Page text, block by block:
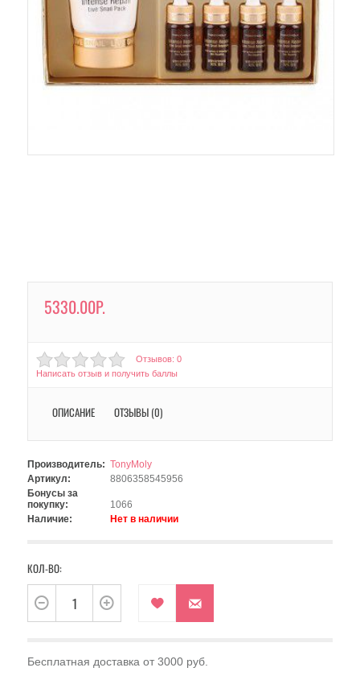
5330.00Р.
Отзывов: 0
Написать отзыв и получить баллы
ОПИСАНИЕ ОТЗЫВЫ (0)
Производитель: TonyMoly
Артикул:
8806358545956
Бонусы за
покупку:
1066
Наличие:
Нет в наличии
КОЛ-ВО:
Бесплатная доставка от 3000 руб.